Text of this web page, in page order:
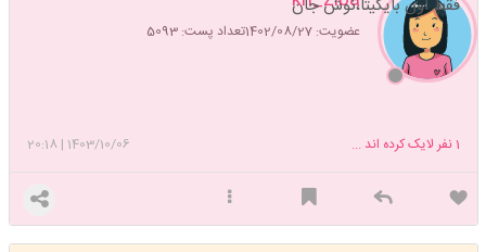
عضویت: 1402/08/27 تعداد پست: 5093
فقط اون بایکیتا،نوش جان
1403/10/06
|
20:18 1نفر لایک کرده اند ...